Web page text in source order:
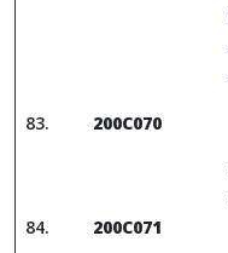
200C070
200C071